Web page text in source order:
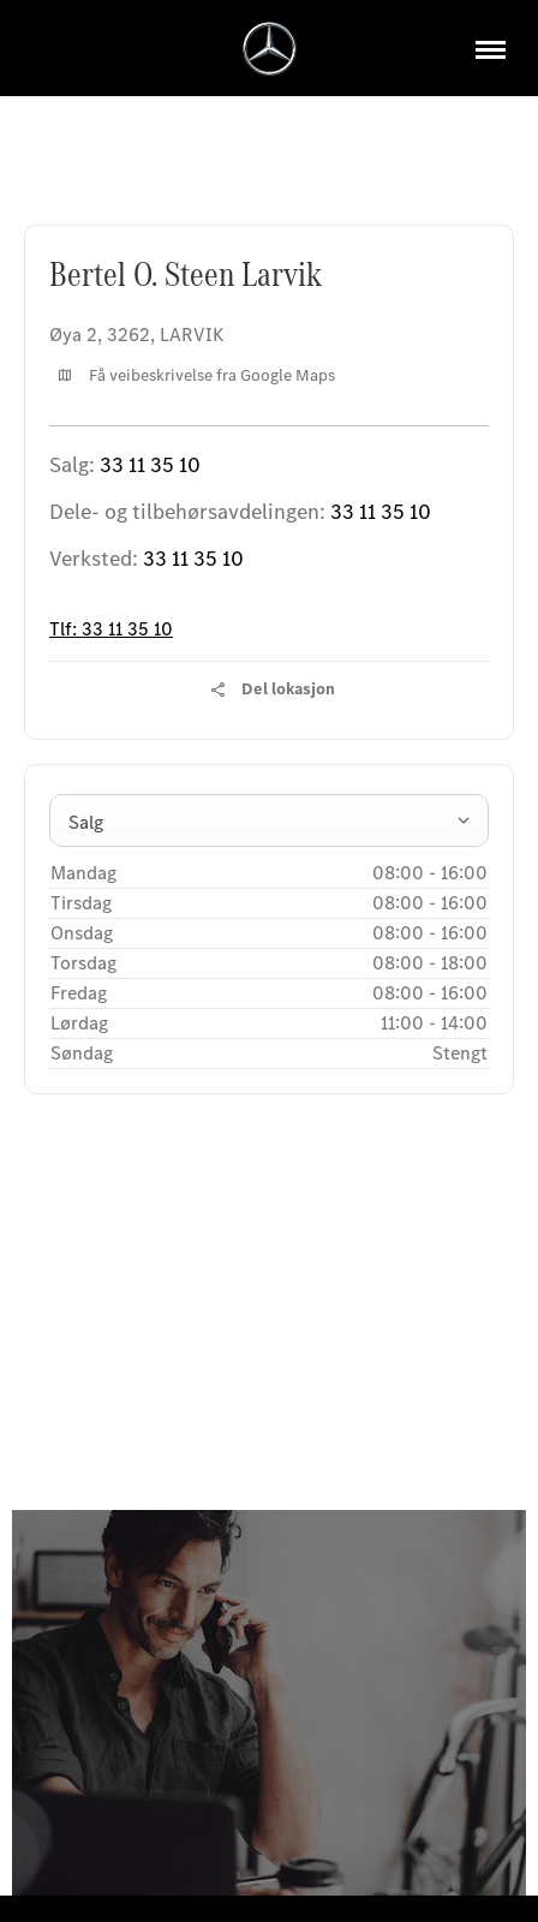
Bertel O. Steen Larvik
Øya 2, 3262, LARVIK
Få veibeskrivelse fra Google Maps
Salg: 33 11 35 10
Dele- og tilbehørsavdelingen: 33 11 35 10
Verksted: 33 11 35 10
Tlf: 33 11 35 10
Del lokasjon
Salg
Mandag 08:00 - 16:00
Tirsdag
08:00 - 16:00
Onsdag
08:00 - 16:00
Torsdag
08:00 - 18:00
Fredag
08:00 - 16:00
Lørdag
11:00 - 14:00
Søndag
Stengt